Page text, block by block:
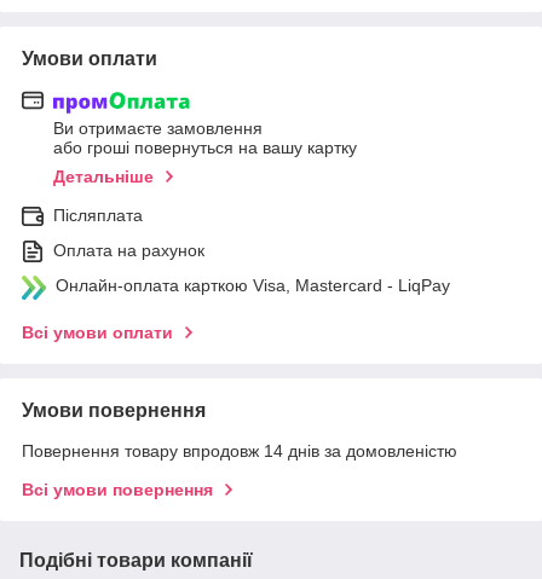
Умови оплати
Ви отримаєте замовлення
або гроші повернуться на вашу картку
Детальніше
Післяплата
Оплата на рахунок
Онлайн-оплата карткою Visa, Mastercard - LiqPay
Всі умови оплати
Умови повернення
Повернення товару впродовж 14 днів за домовленістю
Всі умови повернення
Подібні товари компанії